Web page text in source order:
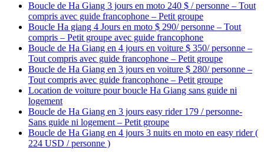
Boucle de Ha Giang 3 jours en moto 240 $ / personne – Tout
compris avec guide francophone – Petit groupe
Boucle Ha giang 4 Jours en moto $ 290/ personne – Tout
compris – Petit groupe avec guide francophone
Boucle de Ha Giang en 4 jours en voiture $ 350/ personne –
Tout compris avec guide francophone – Petit groupe
Boucle de Ha Giang en 3 jours en voiture $ 280/ personne –
Tout compris avec guide francophone – Petit groupe
Location de voiture pour boucle Ha Giang sans guide ni
logement
Boucle de Ha Giang en 3 jours easy rider 179 / personne-
Sans guide ni logement – Petit groupe
Boucle de Ha Giang en 4 jours 3 nuits en moto en easy rider (
224 USD / personne )